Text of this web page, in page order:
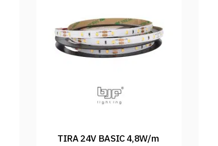
TIRA 24V BASIC 4,8W/m